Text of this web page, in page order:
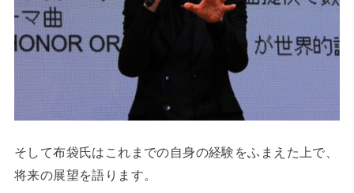
そして布袋氏はこれまでの自身の経験をふまえた上で、
将来の展望を語ります。